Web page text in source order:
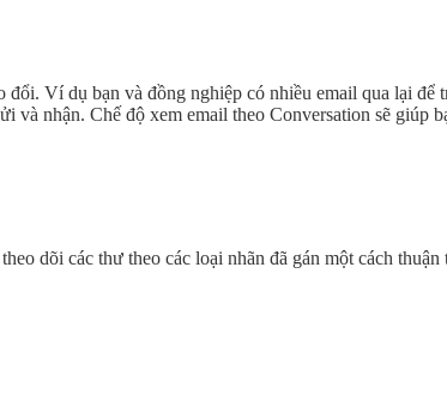
đổi. Ví dụ bạn và đồng nghiệp có nhiều email qua lại
nhận. Chế độ xem email theo Conversation sẽ giúp
dõi các thư theo các loại nhãn đã gán một cách thuận